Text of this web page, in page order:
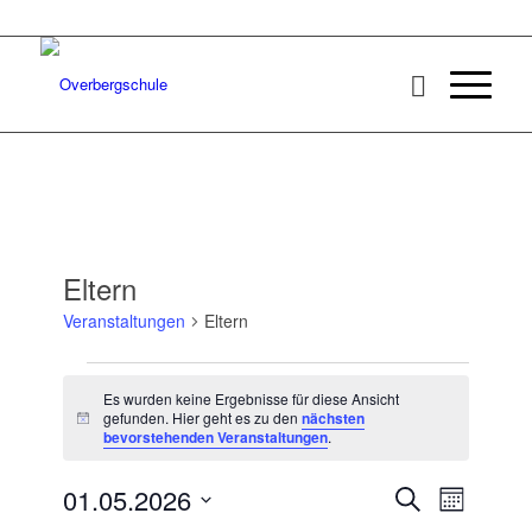
Eltern
Veranstaltungen Eltern
Hinweis
Es wurden keine Ergebnisse für diese Ansicht
gefunden. Hier geht es zu den nächsten
bevorstehenden Veranstaltungen.
SucheMonat
01.05.2026